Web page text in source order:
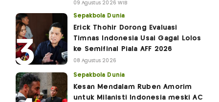
09 Agustus 2026 WIB
Sepakbola Dunia
Erick Thohir Dorong Evaluasi
Timnas Indonesia Usai Gagal Lolos
ke Semifinal Piala AFF 2026
08 Agustus 2026
Sepakbola Dunia
Kesan Mendalam Ruben Amorim
untuk Milanisti Indonesia meski AC